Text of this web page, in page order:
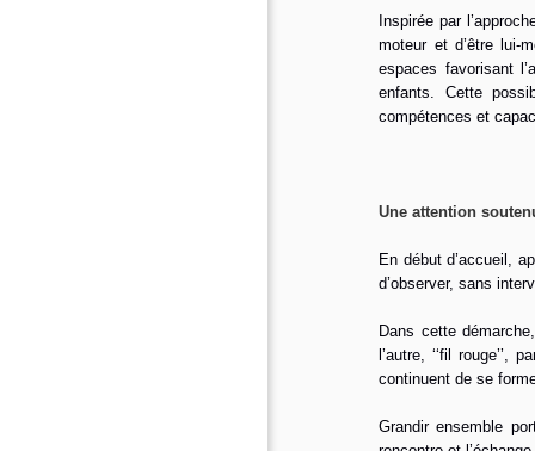
Inspirée par
moteur et d’être lui-
espaces favorisant
enfants. Cette
compétences et
Une attention
En début d’accueil,
d’observer, sans
Dans cette
l’autre, ‘‘fil
continuent de se
Grandir ensemble